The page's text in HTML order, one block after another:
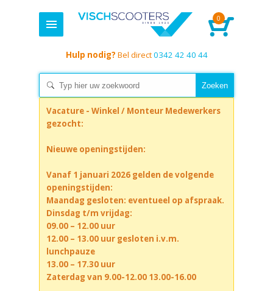
0
Hulp nodig? Bel direct0342 42 40 44
Vacature - Winkel / Monteur Medewerkers
gezocht:
Nieuwe openingstijden:
Vanaf 1 januari 2026 gelden de volgende
openingstijden:
Maandag gesloten: eventueel op afspraak.
Dinsdag t/m vrijdag:
09.00 – 12.00 uur
12.00 – 13.00 uur gesloten i.v.m.
lunchpauze
13.00 – 17.30 uur
Zaterdag van 9.00-12.00 13.00-16.00